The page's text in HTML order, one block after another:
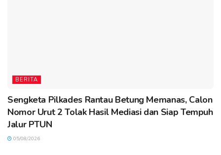
BERITA
Sengketa Pilkades Rantau Betung Memanas, Calon
Nomor Urut 2 Tolak Hasil Mediasi dan Siap Tempuh
Jalur PTUN
05/08/2026